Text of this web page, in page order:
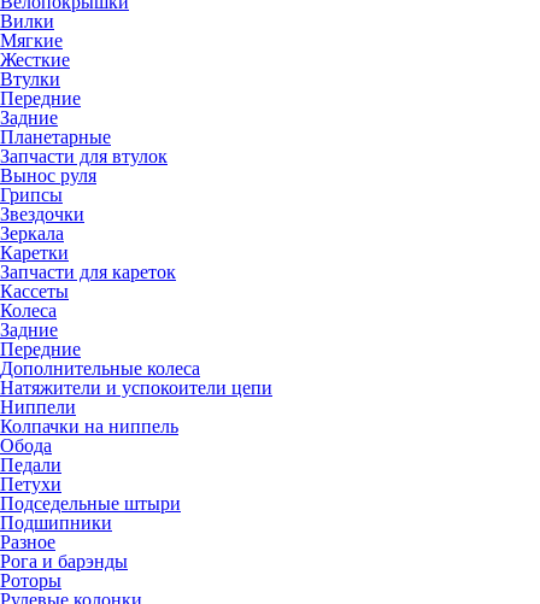
Вилки
Мягкие
Жесткие
Втулки
Передние
Задние
Планетарные
Запчасти для втулок
Вынос руля
Грипсы
Звездочки
Зеркала
Каретки
Запчасти для кареток
Кассеты
Колеса
Задние
Передние
Дополнительные колеса
Натяжители и успокоители цепи
Ниппели
Колпачки на ниппель
Обода
Педали
Петухи
Подседельные штыри
Подшипники
Разное
Рога и барэнды
Роторы
Рулевые колонки